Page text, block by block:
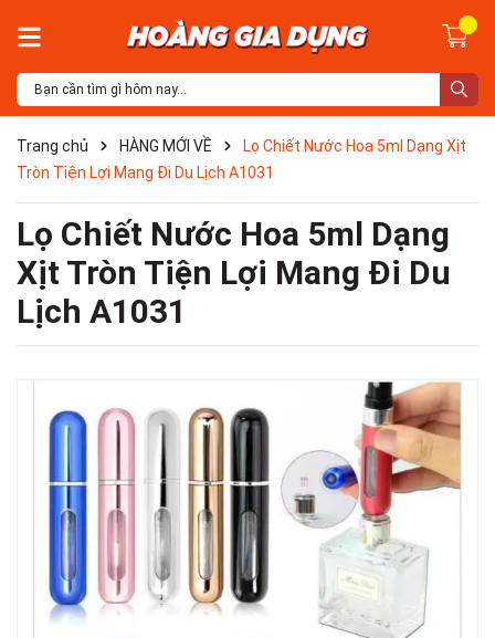
Trang chủ HÀNG MỚI VỀ
Lọ Chiết Nước Hoa 5ml Dạng Xịt
Tròn Tiện Lợi Mang Đi Du Lịch A1031
Lọ Chiết Nước Hoa 5ml Dạng
Xịt Tròn Tiện Lợi Mang Đi Du
Lịch A1031